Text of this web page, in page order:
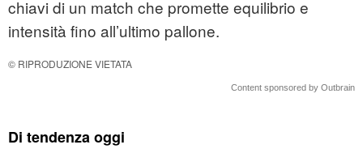
chiavi di un match che promette equilibrio e
intensità fino all’ultimo pallone.
© RIPRODUZIONE VIETATA
Content sponsored by Outbrain
Di tendenza oggi